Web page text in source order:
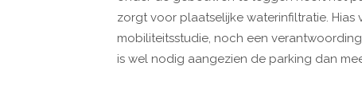
zorgt voor plaatselijke waterinfiltratie.
mobiliteitsstudie, noch een
is wel nodig aangezien de parking dan